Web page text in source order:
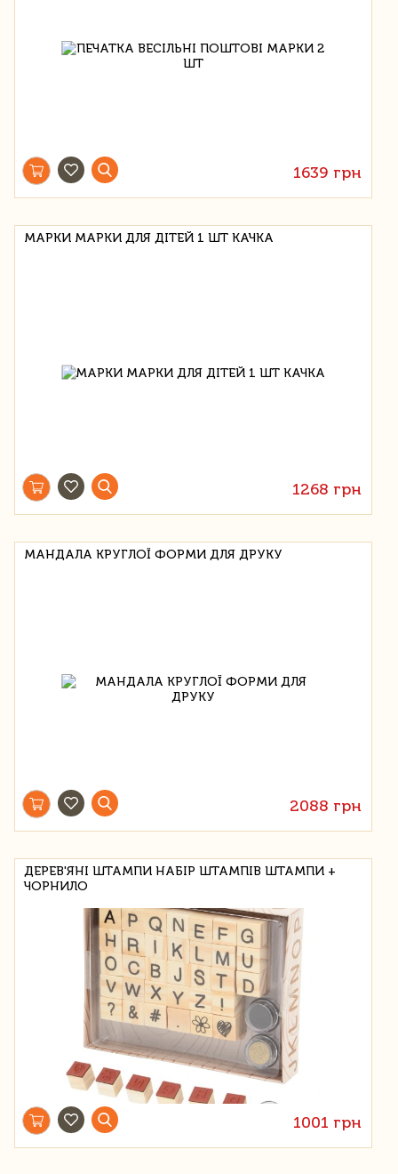
1639 грн
МАРКИ МАРКИ ДЛЯ ДІТЕЙ 1 ШТ КАЧКА
1268 грн
МАНДАЛА КРУГЛОЇ ФОРМИ ДЛЯ ДРУКУ
2088 грн
ДЕРЕВ'ЯНІ ШТАМПИ НАБІР ШТАМПІВ ШТАМПИ +
ЧОРНИЛО
1001 грн